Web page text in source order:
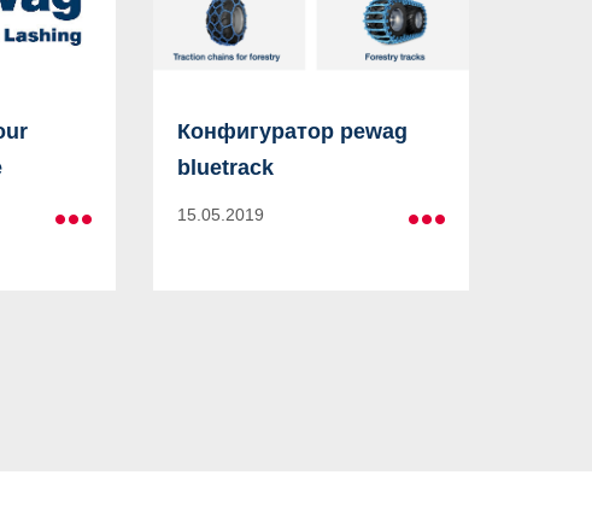
Конфигуратор pewag
bluetrack
15.05.2019